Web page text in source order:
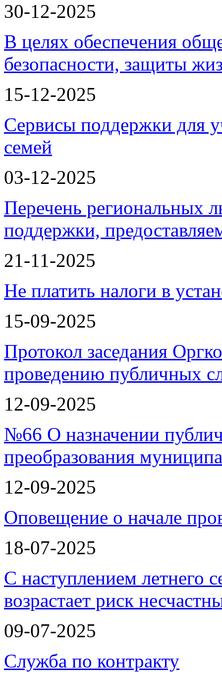
30-12-2025
В целях обеспечения
безопасности, защиты
15-12-2025
Сервисы поддержки для
семей
03-12-2025
Перечень региональных
поддержки,
21-11-2025
Не платить налоги в
15-09-2025
Протокол заседания
проведению публичных
12-09-2025
№66 О назначении
преобразования
12-09-2025
Оповещение о начале
18-07-2025
С наступлением летнего
возрастает риск
09-07-2025
Служба по контракту